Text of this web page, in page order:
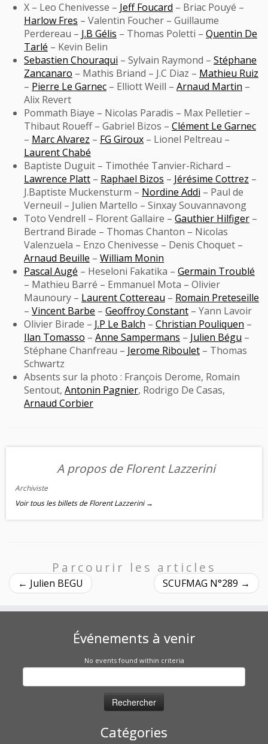
X – Leo Chenivesse – Jeff Foucard – Briac Pouyé –
Harlow Fres – Valentin Foucher – Guillaume
Perdereau – J.B Gélis – Thomas Poletti – Quentin De
Tarlé – Kevin Belin
Sebastien Chouraqui – Sylvain Raymond – Stéphane
Zancanaro – Mathis Briand – J.C Diaz – Mathieu Ruiz
– Pierre Le Garnec – Elliott Weill – Arnaud Martin –
Alix Revert
Pommath Biaye – Nicolas Paradis – Max Pelletier –
Thibaut Roueff – Gabriel Bizos – Clément Le Garnec
– Marc Alvarez – FG Giroux – Lionel Peltreau –
Laurent Chabé
Baptiste Duguit – Timothée Tanvier-Richard –
Lawrence Platt – Raphael Bizos – Jérésime Cottrez –
J.Baptiste Muckensturm – Nordine Addi – Paul de
Verneuil – Julien Martello – Sinxay Souvannavong
Toto Vendrell – Florent Gallaire – Gauthier Hilfiger –
Bertrand Birade – Thomas Chanton – Nicolas
Valenzuela – Enzo Chenivesse – Denis Choquet –
Arnaud Beuille – William Monin
Pascal Augé – Heseloni Fakatika – Germain Troublé
– Mathieu Barré – Emmanuel Mota – Olivier
Maunoury – Laurent Cottereau – Romain Preteseille
– Vincent Barbe – Geoffroy Constant – Yann Lavoir
Olivier Birade – J.P Le Balch – Christian Pouliquen –
Ilan Tomasso – Anne Sampermans – Julien Bégu –
Stéphane Chanfreau – Jerome Riboulet – Thomas
Schwartz
Absents sur la photo : François Derome, Romain
Sentout, Antonin Pagnier, Rodrigo De Casas,
Arnaud Corbier
A propos de Florent Lazzerini
Archiviste
Voir tous les billets de Florent Lazzerini →
Parcourir les articles
← Julien BEGU SCUFMAG N°289 →
Événements à venir
No events found within criteria
Catégories